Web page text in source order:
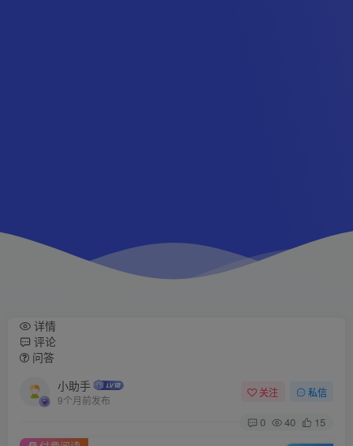
详情
评论
问答
小助手
9个月前发布
关注 私信
0 40
15